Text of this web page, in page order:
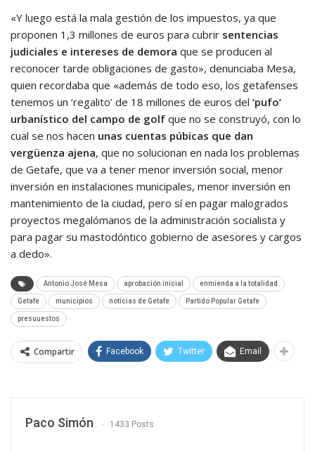
«Y luego está la mala gestión de los impuestos, ya que
proponen 1,3 millones de euros para cubrir sentencias
judiciales e intereses de demora que se producen al
reconocer tarde obligaciones de gasto», denunciaba Mesa,
quien recordaba que «además de todo eso, los getafenses
tenemos un ‘regalito’ de 18 millones de euros del ‘pufo’
urbanístico del campo de golf que no se construyó, con lo
cual se nos hacen unas cuentas púbicas que dan
vergüenza ajena, que no solucionan en nada los problemas
de Getafe, que va a tener menor inversión social, menor
inversión en instalaciones municipales, menor inversión en
mantenimiento de la ciudad, pero sí en pagar malogrados
proyectos megalómanos de la administración socialista y
para pagar su mastodóntico gobierno de asesores y cargos
a dedo».
Antonio José Mesa aprobación inicial enmienda a la totalidad
Getafe municipios noticias de Getafe Partido Popular Getafe
presuuestos
Compartir Facebook Twitter Email
Paco Simón 1433 Posts